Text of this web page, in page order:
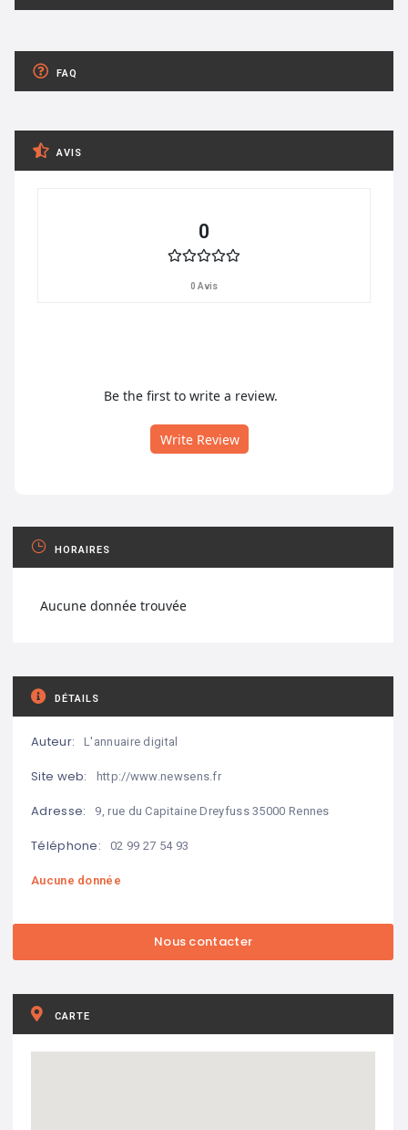
FAQ
AVIS
0
0 Avis
Be the first to write a review.
Write Review
HORAIRES
Aucune donnée trouvée
DÉTAILS
Auteur: L'annuaire digital
Site web: http://www.newsens.fr
Adresse: 9, rue du Capitaine Dreyfuss 35000 Rennes
Téléphone: 02 99 27 54 93
Aucune donnée
CARTE